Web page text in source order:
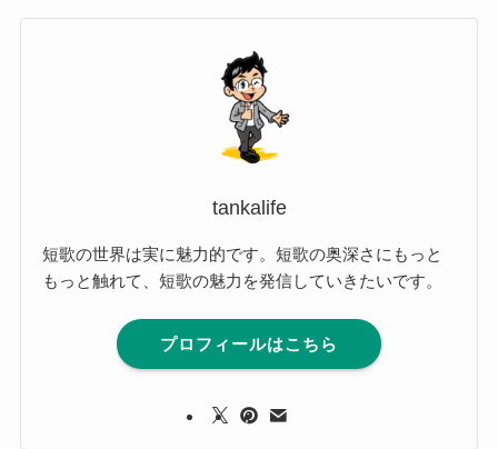
tankalife
短歌の世界は実に魅力的です。短歌の奥深さにもっと
もっと触れて、短歌の魅力を発信していきたいです。
プロフィールはこちら